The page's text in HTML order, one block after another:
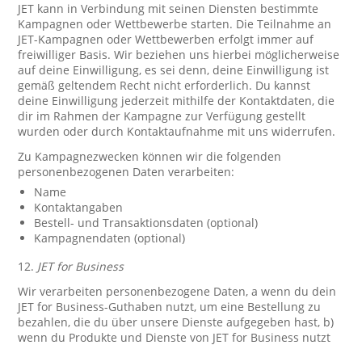
JET kann in Verbindung mit seinen Diensten bestimmte
Kampagnen oder Wettbewerbe starten. Die Teilnahme an
JET-Kampagnen oder Wettbewerben erfolgt immer auf
freiwilliger Basis. Wir beziehen uns hierbei möglicherweise
auf deine Einwilligung, es sei denn, deine Einwilligung ist
gemäß geltendem Recht nicht erforderlich. Du kannst
deine Einwilligung jederzeit mithilfe der Kontaktdaten, die
dir im Rahmen der Kampagne zur Verfügung gestellt
wurden oder durch Kontaktaufnahme mit uns widerrufen.
Zu Kampagnezwecken können wir die folgenden
personenbezogenen Daten verarbeiten:
Name
Kontaktangaben
Bestell- und Transaktionsdaten (optional)
Kampagnendaten (optional)
12. JET for Business
Wir verarbeiten personenbezogene Daten, a wenn du dein
JET for Business-Guthaben nutzt, um eine Bestellung zu
bezahlen, die du über unsere Dienste aufgegeben hast, b)
wenn du Produkte und Dienste von JET for Business nutzt